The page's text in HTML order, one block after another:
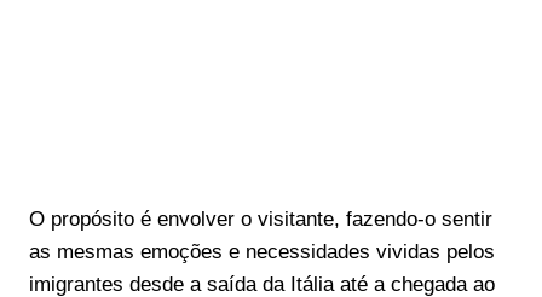
O propósito é envolver o visitante, fazendo-o sentir
as mesmas emoções e necessidades vividas pelos
imigrantes desde a saída da Itália até a chegada ao